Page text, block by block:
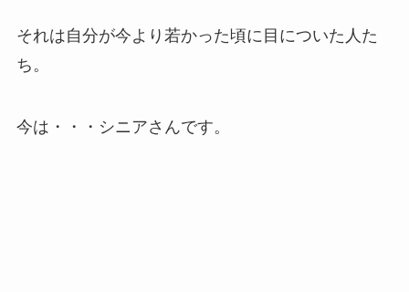
それは自分が今より若かった頃に目についた人た
ち。
今は・・・シニアさんです。